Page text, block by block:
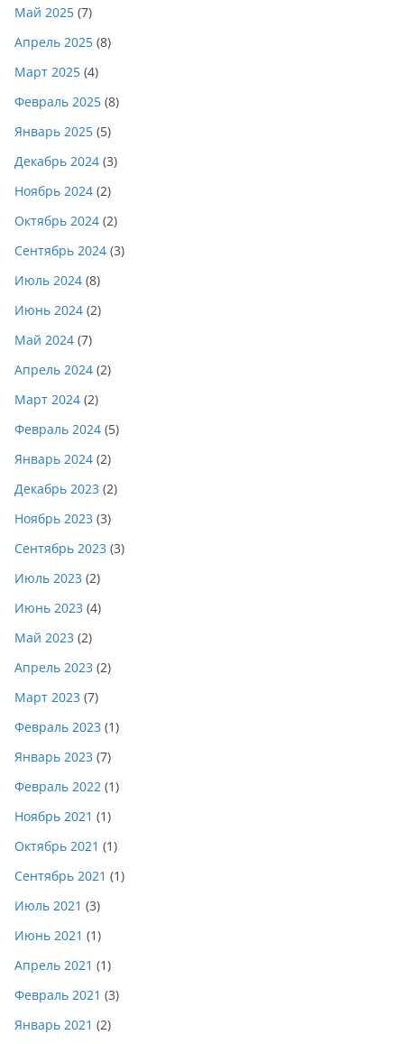
Май 2025 (7)
Апрель 2025 (8)
Март 2025 (4)
Февраль 2025 (8)
Январь 2025 (5)
Декабрь 2024 (3)
Ноябрь 2024 (2)
Октябрь 2024 (2)
Сентябрь 2024 (3)
Июль 2024 (8)
Июнь 2024 (2)
Май 2024 (7)
Апрель 2024 (2)
Март 2024 (2)
Февраль 2024 (5)
Январь 2024 (2)
Декабрь 2023 (2)
Ноябрь 2023 (3)
Сентябрь 2023 (3)
Июль 2023 (2)
Июнь 2023 (4)
Май 2023 (2)
Апрель 2023 (2)
Март 2023 (7)
Февраль 2023 (1)
Январь 2023 (7)
Февраль 2022 (1)
Ноябрь 2021 (1)
Октябрь 2021 (1)
Сентябрь 2021 (1)
Июль 2021 (3)
Июнь 2021 (1)
Апрель 2021 (1)
Февраль 2021 (3)
Январь 2021 (2)